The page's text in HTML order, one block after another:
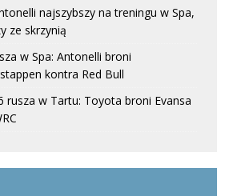
najszybszy na treningu w Spa,
ze skrzynią
w Spa: Antonelli broni
kontra Red Bull
rusza w Tartu: Toyota broni Evansa